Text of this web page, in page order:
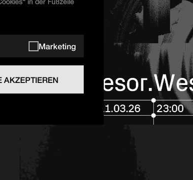
Floor
Marketing
AKZEPTIEREN